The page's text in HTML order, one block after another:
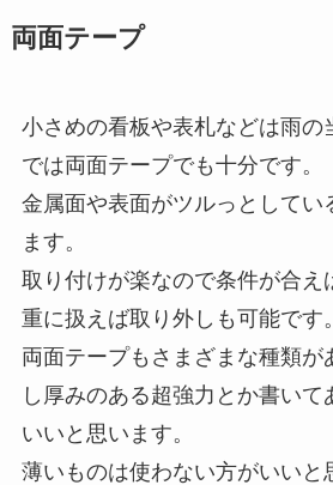
両面テープ
小さめの看板や表札などは雨の
では両面テープでも十分です。
金属面や表面がツルっとしてい
ます。
取り付けが楽なので条件が合え
重に扱えば取り外しも可能です。
両面テープもさまざまな種類が
し厚みのある超強力とか書いて
いいと思います。
薄いものは使わない方がいいと